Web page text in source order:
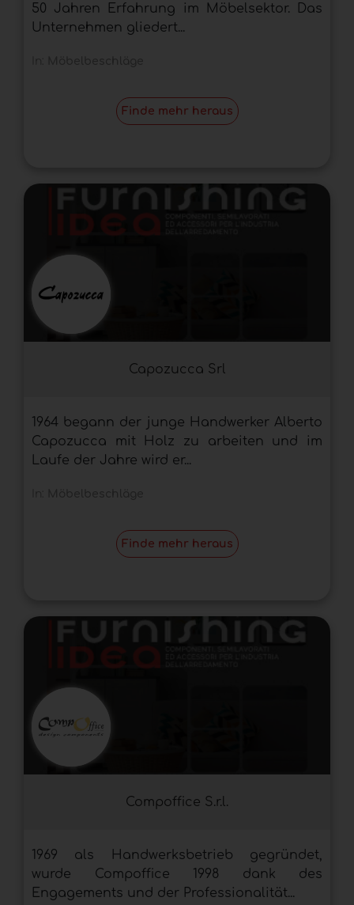
50 Jahren Erfahrung im Möbelsektor. Das
Unternehmen gliedert...
Finde mehr heraus
Capozucca Srl
1964 begann der junge Handwerker Alberto
Capozucca mit Holz zu arbeiten und im
Laufe der Jahre wird er...
Finde mehr heraus
Compoffice S.r.l.
1969 als Handwerksbetrieb gegründet,
wurde Compoffice 1998 dank des
Engagements und der Professionalität...